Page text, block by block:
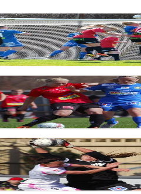
– QBIK
22:40
Bunkeflo – QBIK
21:10